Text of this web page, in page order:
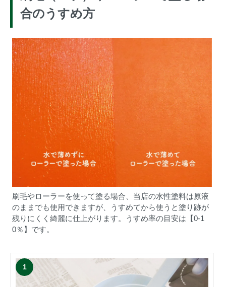
合のうすめ方
刷毛やローラーを使って塗る場合、当店の水性塗料は原液
のままでも使用できますが、うすめてから使うと塗り跡が
残りにくく綺麗に仕上がります。うすめ率の目安は【0-1
0％】です。